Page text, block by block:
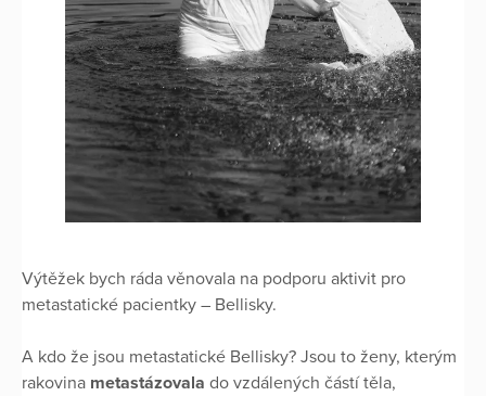
Výtěžek bych ráda věnovala na podporu aktivit pro
metastatické pacientky – Bellisky.
A kdo že jsou metastatické Bellisky? Jsou to ženy, kterým
rakovina metastázovala do vzdálených částí těla,